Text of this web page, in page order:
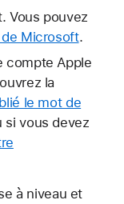
Vous pouvez
Microsoft.
compte Apple
la
le mot de
si vous devez
à niveau et